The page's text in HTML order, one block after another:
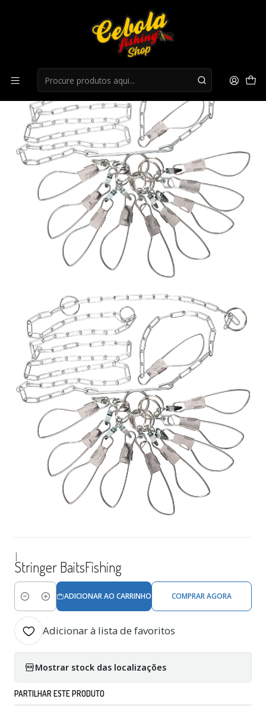
Ferramentas e Acessorios Stringer BaitsFishing
|
Stringer BaitsFishing
Quantidade
ADICIONAR AO CARRINHO COMPRAR AGORA
Adicionar à lista de favoritos
Mostrar stock das localizações
PARTILHAR ESTE PRODUTO